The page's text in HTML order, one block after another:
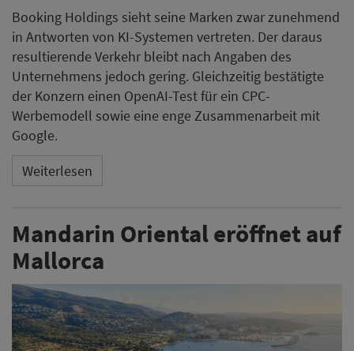
Booking Holdings sieht seine Marken zwar zunehmend
in Antworten von KI-Systemen vertreten. Der daraus
resultierende Verkehr bleibt nach Angaben des
Unternehmens jedoch gering. Gleichzeitig bestätigte
der Konzern einen OpenAI-Test für ein CPC-
Werbemodell sowie eine enge Zusammenarbeit mit
Google.
Weiterlesen
Mandarin Oriental eröffnet auf
Mallorca